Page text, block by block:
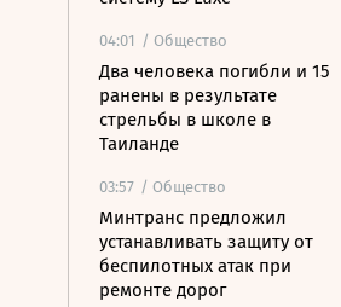
04:01 / Общество
Два человека погибли и 15
ранены в результате
стрельбы в школе в
Таиланде
03:57 / Общество
Минтранс предложил
устанавливать защиту от
беспилотных атак при
ремонте дорог